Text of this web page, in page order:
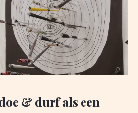
& durf als een